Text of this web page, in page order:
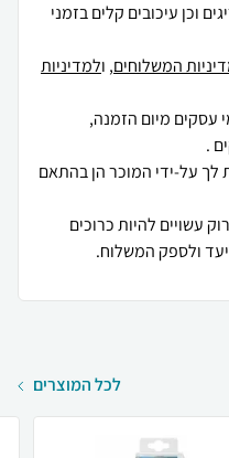
וכן עיכובים קלים בזמני
המשלוחים, ולמדיניות
לך על-ידי המוכר הן בהתאם
עשויים להיות כרוכים
ולספק המשלוח.
לכל המוצרים